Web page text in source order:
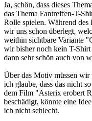
Ja, schön, dass dieses
das Thema Fantreffen-T-
Rolle spielen. Während des
wir uns schon überlegt,
weithin sichtbare Variante
wir bisher noch kein T-
dann sehr schön auch von
Über das Motiv müssen wir
ich glaube, dass das nicht
dem Film "Asterix erobert
beschädigt, könnte eine
ich nicht schlecht.